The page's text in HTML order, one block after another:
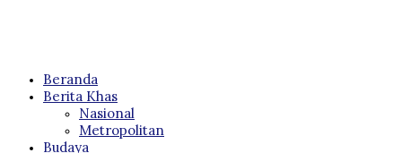
Beranda
Berita Khas
Nasional
Metropolitan
Budaya